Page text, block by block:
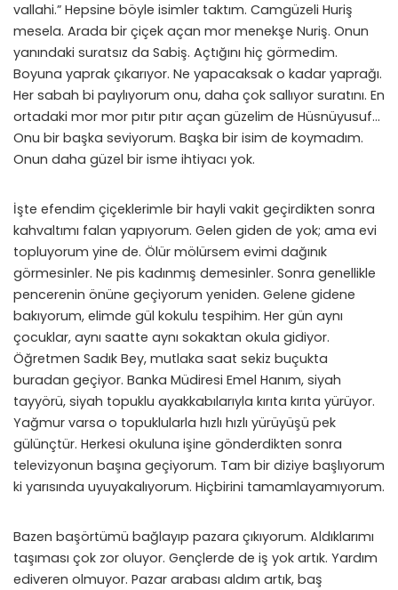
vallahi.” Hepsine böyle isimler taktım. Camgüzeli Huriş
mesela. Arada bir çiçek açan mor menekşe Nuriş. Onun
yanındaki suratsız da Sabiş. Açtığını hiç görmedim.
Boyuna yaprak çıkarıyor. Ne yapacaksak o kadar yaprağı.
Her sabah bi paylıyorum onu, daha çok sallıyor suratını. En
ortadaki mor mor pıtır pıtır açan güzelim de Hüsnüyusuf…
Onu bir başka seviyorum. Başka bir isim de koymadım.
Onun daha güzel bir isme ihtiyacı yok.
İşte efendim çiçeklerimle bir hayli vakit geçirdikten sonra
kahvaltımı falan yapıyorum. Gelen giden de yok; ama evi
topluyorum yine de. Ölür mölürsem evimi dağınık
görmesinler. Ne pis kadınmış demesinler. Sonra genellikle
pencerenin önüne geçiyorum yeniden. Gelene gidene
bakıyorum, elimde gül kokulu tespihim. Her gün aynı
çocuklar, aynı saatte aynı sokaktan okula gidiyor.
Öğretmen Sadık Bey, mutlaka saat sekiz buçukta
buradan geçiyor. Banka Müdiresi Emel Hanım, siyah
tayyörü, siyah topuklu ayakkabılarıyla kırıta kırıta yürüyor.
Yağmur varsa o topuklularla hızlı hızlı yürüyüşü pek
gülünçtür. Herkesi okuluna işine gönderdikten sonra
televizyonun başına geçiyorum. Tam bir diziye başlıyorum
ki yarısında uyuyakalıyorum. Hiçbirini tamamlayamıyorum.
Bazen başörtümü bağlayıp pazara çıkıyorum. Aldıklarımı
taşıması çok zor oluyor. Gençlerde de iş yok artık. Yardım
ediveren olmuyor. Pazar arabası aldım artık, baş